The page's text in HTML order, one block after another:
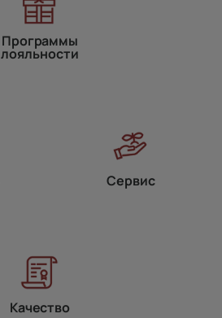
Программы
лояльности
Сервис
Качество